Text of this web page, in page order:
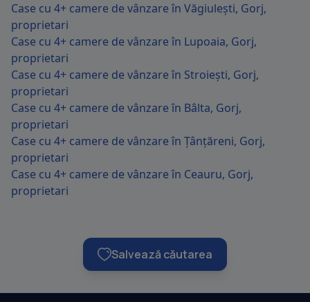
Case cu 4+ camere de vânzare în Văgiulești, Gorj,
proprietari
Case cu 4+ camere de vânzare în Lupoaia, Gorj,
proprietari
Case cu 4+ camere de vânzare în Stroiești, Gorj,
proprietari
Case cu 4+ camere de vânzare în Bâlta, Gorj,
proprietari
Case cu 4+ camere de vânzare în Țânțăreni, Gorj,
proprietari
Case cu 4+ camere de vânzare în Ceauru, Gorj,
proprietari
Salvează căutarea